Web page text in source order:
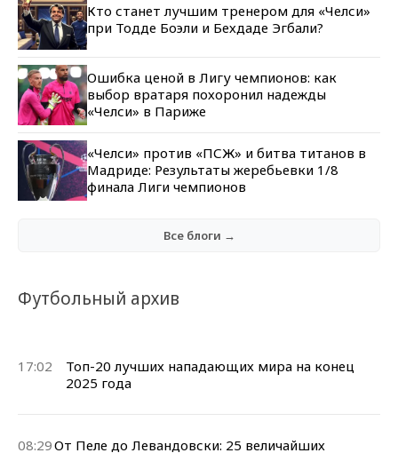
Кто станет лучшим тренером для «Челси»
при Тодде Боэли и Бехдаде Эгбали?
Ошибка ценой в Лигу чемпионов: как
выбор вратаря похоронил надежды
«Челси» в Париже
«Челси» против «ПСЖ» и битва титанов в
Мадриде: Результаты жеребьевки 1/8
финала Лиги чемпионов
Все блоги →
Футбольный архив
17:02
Топ-20 лучших нападающих мира на конец
2025 года
08:29От Пеле до Левандовски: 25 величайших